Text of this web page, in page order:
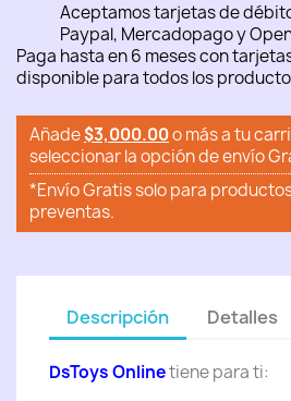
Aceptamos tarjetas de
Paypal, Mercadopago y
Paga hasta en 6 meses con
disponible para todos los
Añade$3,000.00o más a tu
seleccionar la opción de envío
*Envío Gratis solo para
preventas.
Descripción Detalles
DsToys Onlinetiene para ti: